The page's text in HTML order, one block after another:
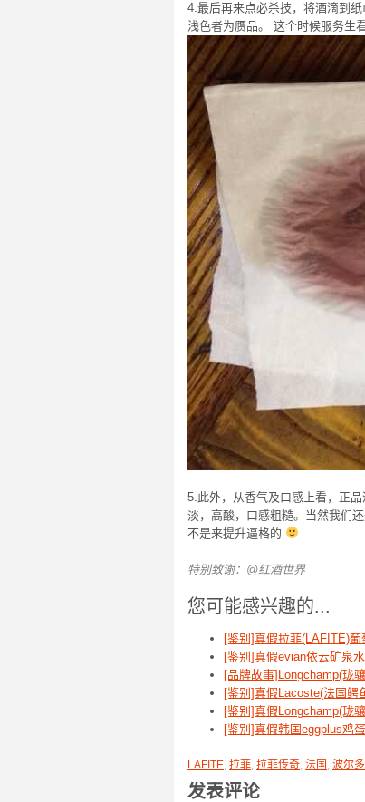
4.最后再来点必杀技，将酒滴到
浅色者为赝品。 这个时候服务生
5.此外，从香气及口感上看，正
淡，高酸，口感粗糙。当然我们
不是来提升逼格的
特别致谢：@红酒世界
您可能感兴趣的...
[鉴别]真假拉菲(LAFITE)葡
[鉴别]真假evian依云矿泉
[品牌故事]Longchamp(珑
[鉴别]真假Lacoste(法国鳄
[鉴别]真假Longchamp(珑
[鉴别]真假韩国eggplus鸡
LAFITE, 拉菲, 拉菲传奇, 法国 , 波尔多
发表评论